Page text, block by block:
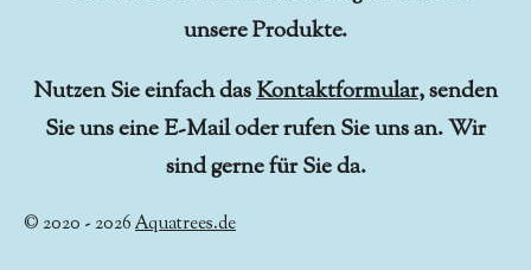
unsere Produkte.
Nutzen Sie einfach dasKontaktformular, senden
Sie uns eine E-Mail oder rufen Sie uns an. Wir
sind gerne für Sie da.
© 2020 - 2026Aquatrees.de